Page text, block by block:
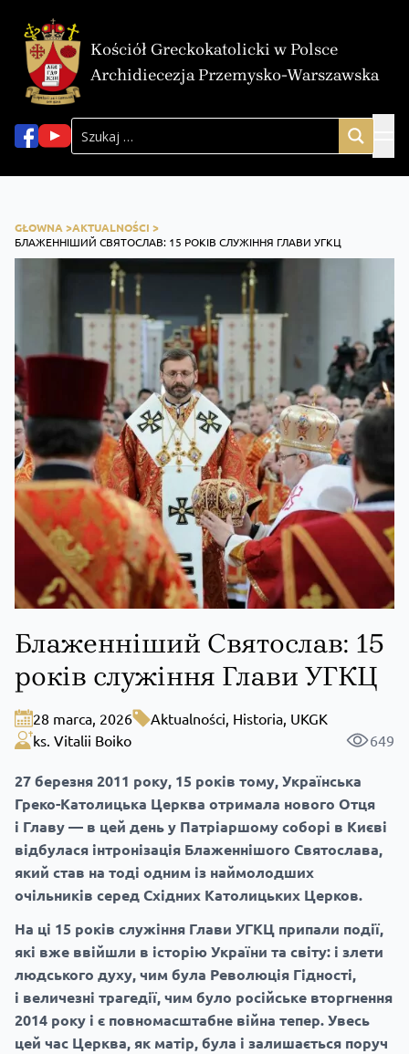
Kościół Greckokatolicki w Polsce
Archidiecezja Przemysko-Warszawska
GŁOWNA >AKTUALNOŚCI >
БЛАЖЕННІШИЙ СВЯТОСЛАВ: 15 РОКІВ СЛУЖІННЯ ГЛАВИ УГКЦ
Блаженніший Святослав: 15
років служіння Глави УГКЦ
28 marca, 2026 Aktualności, Historia, UKGK
ks. Vitalii Boiko
649
27 березня 2011 року, 15 років тому, Українська
Греко-Католицька Церква отримала нового Отця
і Главу — в цей день у Патріаршому соборі в Києві
відбулася інтронізація Блаженнішого Святослава,
який став на тоді одним із наймолодших
очільників серед Східних Католицьких Церков.
На ці 15 років служіння Глави УГКЦ припали події,
які вже ввійшли в історію України та світу: і злети
людського духу, чим була Революція Гідності,
і величезні трагедії, чим було російське вторгнення
2014 року і є повномасштабне війна тепер. Увесь
цей час Церква, як матір, була і залишається поруч